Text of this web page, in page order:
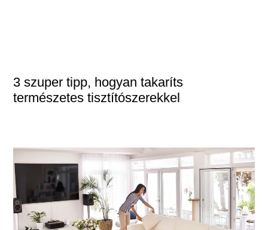
3 szuper tipp, hogyan takaríts
természetes tisztítószerekkel